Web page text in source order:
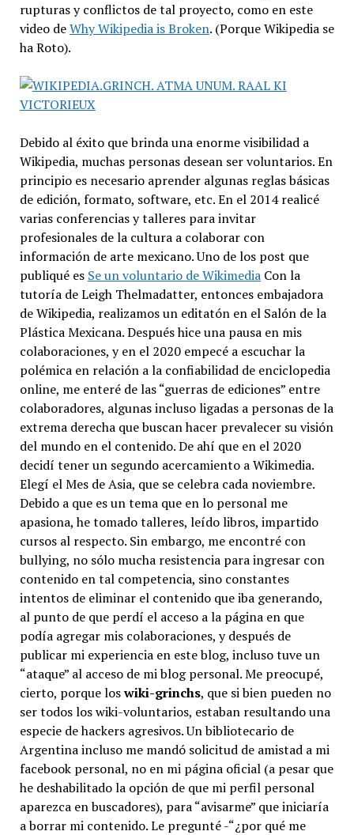
rupturas y conflictos de tal proyecto, como en este
video deWhy Wikipedia is Broken. (Porque Wikipedia se
ha Roto).
Debido al éxito que brinda una enorme visibilidad a
Wikipedia, muchas personas desean ser voluntarios. En
principio es necesario aprender algunas reglas básicas
de edición, formato, software, etc. En el 2014 realicé
varias conferencias y talleres para invitar
profesionales de la cultura a colaborar con
información de arte mexicano. Uno de los post que
publiqué es Se un voluntario de WikimediaCon la
tutoría de Leigh Thelmadatter, entonces embajadora
de Wikipedia, realizamos un editatón en el Salón de la
Plástica Mexicana. Después hice una pausa en mis
colaboraciones, y en el 2020 empecé a escuchar la
polémica en relación a la confiabilidad de enciclopedia
online, me enteré de las “guerras de ediciones” entre
colaboradores, algunas incluso ligadas a personas de la
extrema derecha que buscan hacer prevalecer su visión
del mundo en el contenido. De ahí que en el 2020
decidí tener un segundo acercamiento a Wikimedia.
Elegí el Mes de Asia, que se celebra cada noviembre.
Debido a que es un tema que en lo personal me
apasiona, he tomado talleres, leído libros, impartido
cursos al respecto. Sin embargo, me encontré con
bullying, no sólo mucha resistencia para ingresar con
contenido en tal competencia, sino constantes
intentos de eliminar el contenido que iba generando,
al punto de que perdí el acceso a la página en que
podía agregar mis colaboraciones, y después de
publicar mi experiencia en este blog, incluso tuve un
“ataque” al acceso de mi blog personal. Me preocupé,
cierto, porque loswiki-grinchs, que si bien pueden no
ser todos los wiki-voluntarios, estaban resultando una
especie de hackers agresivos. Un bibliotecario de
Argentina incluso me mandó solicitud de amistad a mi
facebook personal, no en mi página oficial (a pesar que
he deshabilitado la opción de que mi perfil personal
aparezca en buscadores), para “avisarme” que iniciaría
a borrar mi contenido. Le pregunté -“¿por qué me